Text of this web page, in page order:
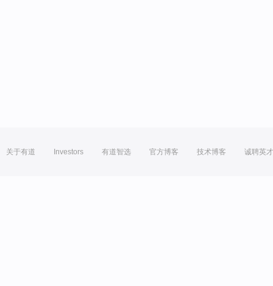
关于有道 Investors 有道智选 官方博客 技术博客 诚聘英才